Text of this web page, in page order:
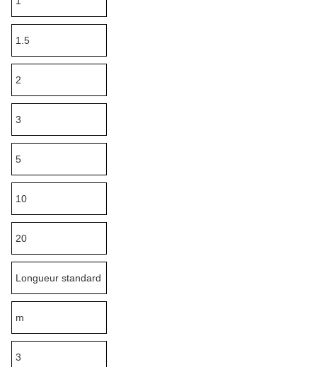
1.5
2
3
5
10
20
Longueur standard
m
3